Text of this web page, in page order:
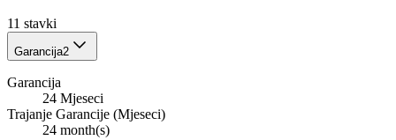
11 stavki
Garancija2
Garancija
24 Mjeseci
Trajanje Garancije (Mjeseci)
24 month(s)